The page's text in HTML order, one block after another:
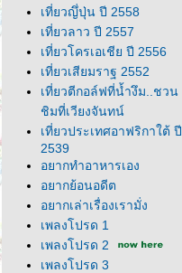
เที่ยวญึ่ปุ่น ปี 2558
เที่ยวลาว ปี 2557
เที่ยวโครเอเชีย ปี 2556
เที่ยวเสียมราฐ 2552
เที่ยวตีกอล์ฟที่น้ำงึม..ชวน
ชิมที่เวียงจันทน์
เที่ยวประเทศอาฟริกาใต้ ปี
2539
อยากทำอาหารเอง
อยากย้อนอดีต
อยากเล่าเรื่องเรามั่ง
เพลงโปรด 1
เพลงโปรด 2
เพลงโปรด 3